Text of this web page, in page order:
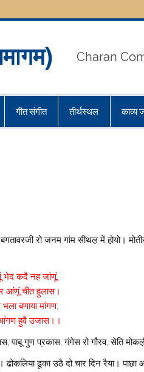
Charan
गीत संगीत तीर्थस्थल काव्य
रो जनम गांम सींथल़ में होयो।
भेद कदै नह जांणूं,
आंणूं चीत हुलास।
बणाया मांगण,
हुवै उजास।।
गुण प्रकास, गंगेस रो गौरव, सेति मोकल़ी
ढूका उठै दो चार दिन रैया।